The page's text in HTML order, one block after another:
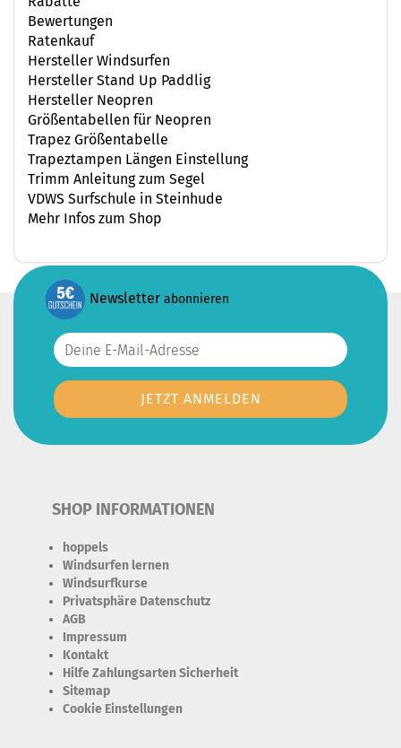
Bewertungen
Ratenkauf
Hersteller Windsurfen
Hersteller Stand Up Paddlig
Hersteller Neopren
Größentabellen für Neopren
Trapez Größentabelle
Trapeztampen Längen Einstellung
Trimm Anleitung zum Segel
VDWS Surfschule in Steinhude
Mehr Infos zum Shop
Newsletter abonnieren
SHOP INFORMATIONEN
hoppels
Windsurfen lernen
Windsurfkurse
Privatsphäre Datenschutz
AGB
Impressum
Kontakt
Hilfe Zahlungsarten Sicherheit
Sitemap
Cookie Einstellungen